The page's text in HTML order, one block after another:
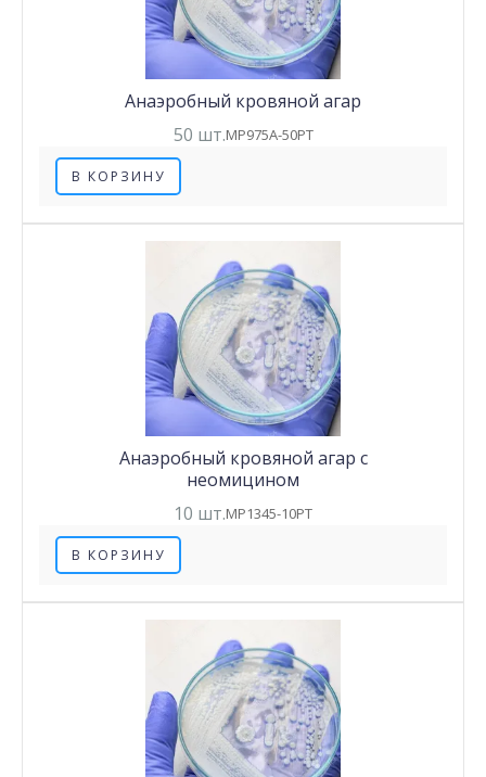
Анаэробный кровяной агар
50 шт.MP975A-50PT
В КОРЗИНУ
Анаэробный кровяной агар с
неомицином
10 шт.MP1345-10PT
В КОРЗИНУ